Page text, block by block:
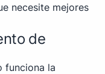
necesite mejores
de
funciona la